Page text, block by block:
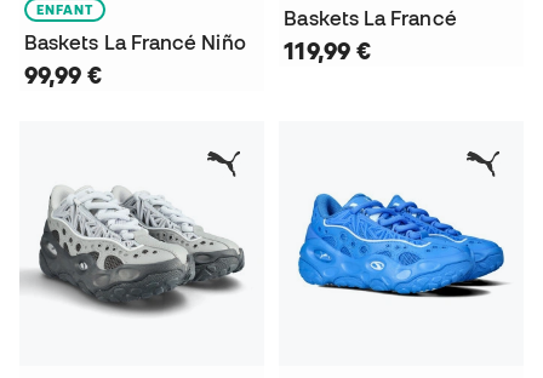
ENFANT
Baskets La Francé Niño
99,99 €
Baskets La Francé
119,99 €